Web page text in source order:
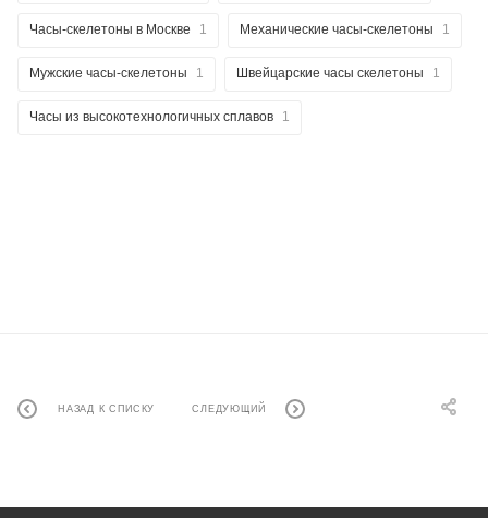
Часы-скелетоны в Москве 1 Механические часы-скелетоны 1
Мужские часы-скелетоны 1 Швейцарские часы скелетоны 1
Часы из высокотехнологичных сплавов 1
НАЗАД К СПИСКУ СЛЕДУЮЩИЙ